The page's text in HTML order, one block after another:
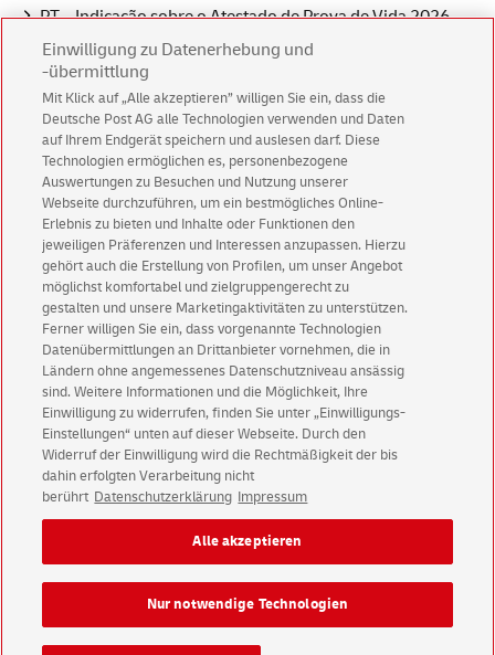
PT – Indicação sobre o Atestado de Prova de Vida 2026
(portugiesisch)
RO – Indicație privind Certificatul de viață 2026
(rumänisch)
RUS – Информация для сведения к Свидетельству о
нахождении в живых 2026 (russisch)
SE – Anvisning om levnadsintyget 2026 (schwedisch)
SLO – Obvestilo za potrdilo o živetju 2026 (slowenisch)
SRB – Napomena za Potvrdu o životu 2026 (serbisch)
TH- ข้อมูลเรื่องหนังสือรับรองการมีชีวิต 2026
(thailändisch)
TR – Yaşam belgesi için bilgilendirme 2026 (türkisch)
UKR - Примітки до свідоцтва про знаходження в живих
2026 (ukrainisch)
Impressum Rechtliche Hinweise
Datenschutz
Einwilligungs-Einstellungen
Konzern Karriere Presse Investoren
Einwilligung zu Datenerhebung und
-übermittlung
Mit Klick auf „Alle akzeptieren” willigen Sie ein, dass die
Deutsche Post AG alle Technologien verwenden und Daten
auf Ihrem Endgerät speichern und auslesen darf. Diese
Technologien ermöglichen es, personenbezogene
Auswertungen zu Besuchen und Nutzung unserer
Webseite durchzuführen, um ein bestmögliches Online-
Erlebnis zu bieten und Inhalte oder Funktionen den
jeweiligen Präferenzen und Interessen anzupassen. Hierzu
gehört auch die Erstellung von Profilen, um unser Angebot
möglichst komfortabel und zielgruppengerecht zu
gestalten und unsere Marketingaktivitäten zu unterstützen.
Ferner willigen Sie ein, dass vorgenannte Technologien
Datenübermittlungen an Drittanbieter vornehmen, die in
Ländern ohne angemessenes Datenschutzniveau ansässig
sind. Weitere Informationen und die Möglichkeit, Ihre
Einwilligung zu widerrufen, finden Sie unter „Einwilligungs-
Einstellungen“ unten auf dieser Webseite. Durch den
Widerruf der Einwilligung wird die Rechtmäßigkeit der bis
dahin erfolgten Verarbeitung nicht
berührt Datenschutzerklärung Impressum
Nur notwendige Technologien
Alle akzeptieren